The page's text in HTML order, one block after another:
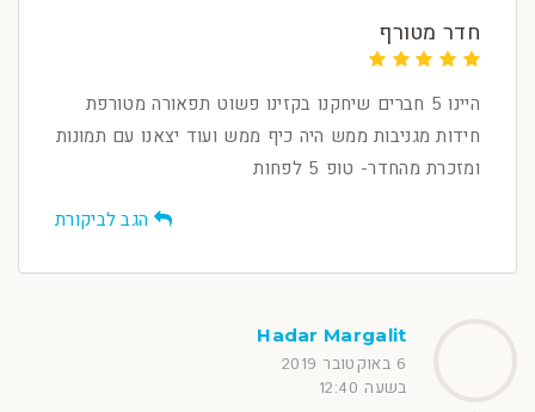
חדר מטורף
היינו 5 חברים שיחקנו בקזינו פשוט תפאורה מטורפת
חידות מגניבות ממש היה כיף ממש ועוד יצאנו עם תמונות
ומזכרת מהחדר- טופ 5 לפחות
הגב לביקורת
Hadar Margalit
6 באוקטובר 2019
בשעה 12:40